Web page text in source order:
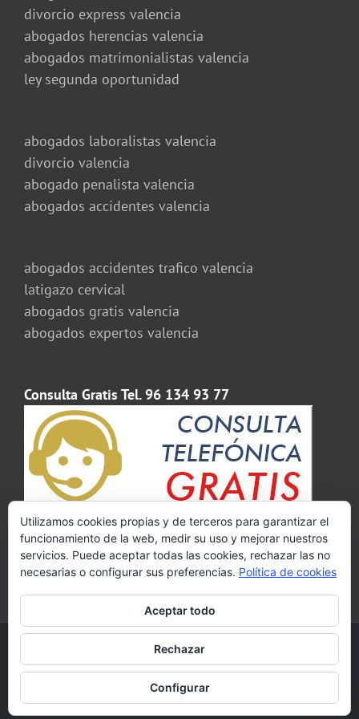
divorcio express valencia
abogados herencias valencia
abogados matrimonialistas valencia
ley segunda oportunidad
abogados laboralistas valencia
divorcio valencia
abogado penalista valencia
abogados accidentes valencia
abogados accidentes trafico valencia
latigazo cervical
abogados gratis valencia
abogados expertos valencia
Consulta Gratis Tel. 96 134 93 77
Copyright 2009 - 2020 Abogados Valencia | Calle Colón, 82, 4º - 46004
FacebookPinterest
Utilizamos cookies propias y de terceros para garantizar el
funcionamiento de la web, medir su uso y mejorar nuestros
servicios. Puede aceptar todas las cookies, rechazar las no
necesarias o configurar sus preferencias. Política de cookies
Aceptar todo
Rechazar
Configurar